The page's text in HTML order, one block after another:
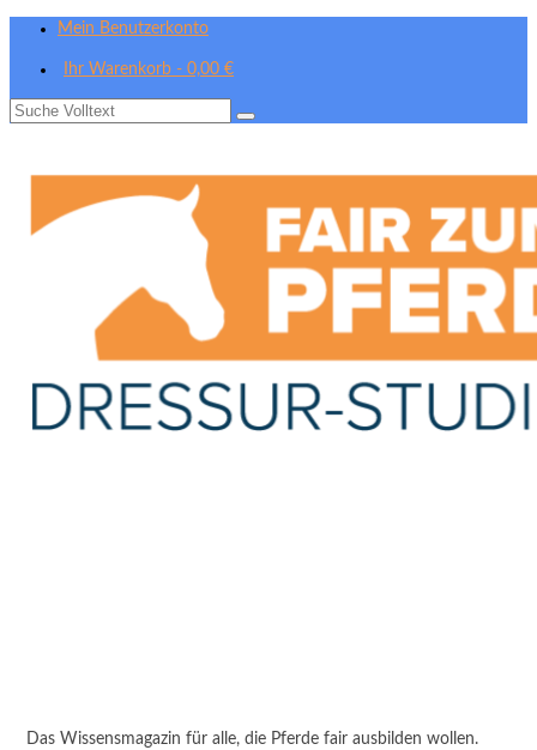
Mein Benutzerkonto
Ihr Warenkorb - 0,00 €
Suche
Das Wissensmagazin für alle, die Pferde fair ausbilden wollen.